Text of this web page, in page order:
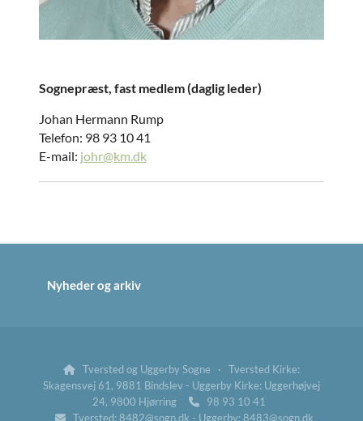
Sognepræst, fast medlem (daglig leder)
Johan Hermann Rump
Telefon: 98 93 10 41
E-mail: johr@km.dk
Nyheder og arkiv

Tversted og Uggerby Sogne · Tversted Kirke:
Skagensvej 61, 9881 Bindslev - Uggerby Kirke: Uggerhøjvej
24, 9800 Hjørring
 98 93 10 41
Tversted: 8482@sogn.dk - Uggerby: 8483@sogn.dk